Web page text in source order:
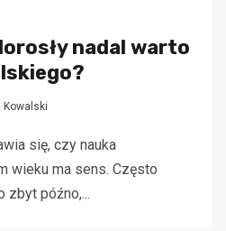
nadal warto
Kowalski
się, czy nauka
wieku ma sens. Często
zbyt późno,...